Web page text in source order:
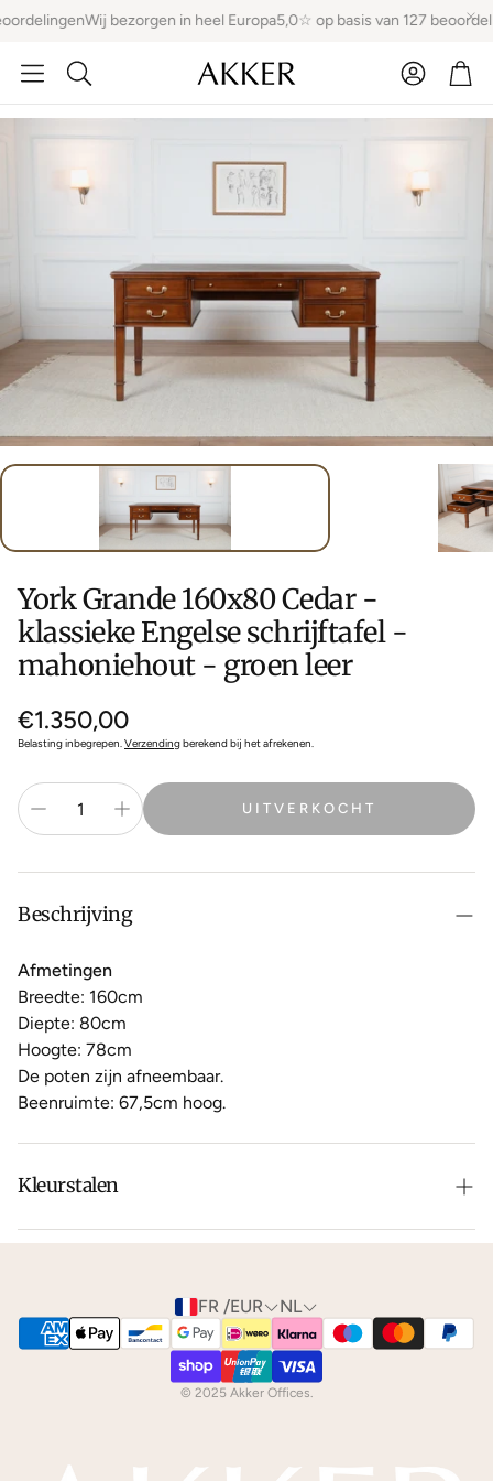
Wij bezorgen in heel Europa5,0☆ op basis van 127
Zoeken
Account
York Grande 160x80 Cedar -
klassieke Engelse schrijftafel -
mahoniehout - groen leer
Normale
prijs
€1.350,00
Belasting inbegrepen.Verzendingberekend bij het afrekenen.
UITVERKOCHT
Beschrijving
Afmetingen
Breedte: 160cm
Diepte: 80cm
Hoogte: 78cm
De poten zijn afneembaar.
Beenruimte: 67,5cm hoog.
Kleurstalen
Is de leer of hout kleur net niet zoals je het in gedachten
We kunnen je gratiskleurstalentoesturen via de post.
FR /EUR NL
© 2025 Akker Offices.